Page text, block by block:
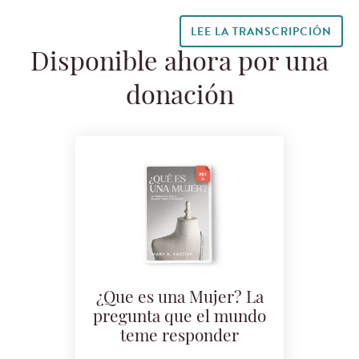
LEE LA TRANSCRIPCIÓN
Disponible ahora por una
donación
¿Que es una Mujer? La
pregunta que el mundo
teme responder